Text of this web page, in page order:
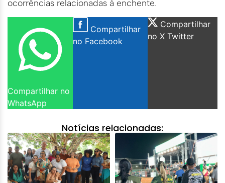
ocorrências relacionadas à enchente.
Compartilhar no
WhatsApp
Compartilhar
no Facebook
Compartilhar
no X Twitter
Notícias relacionadas: